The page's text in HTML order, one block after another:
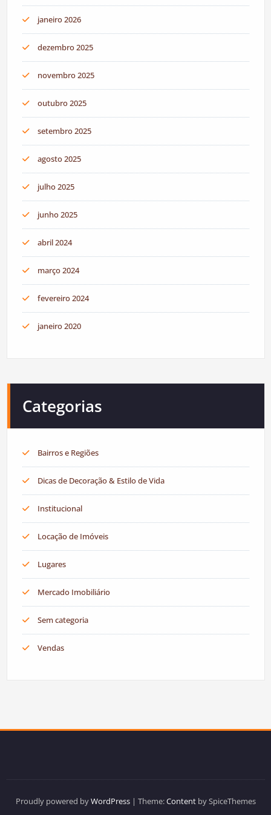
janeiro 2026
dezembro 2025
novembro 2025
outubro 2025
setembro 2025
agosto 2025
julho 2025
junho 2025
abril 2024
março 2024
fevereiro 2024
janeiro 2020
Categorias
Bairros e Regiões
Dicas de Decoração & Estilo de Vida
Institucional
Locação de Imóveis
Lugares
Mercado Imobiliário
Sem categoria
Vendas
Proudly powered byWordPress| Theme:Contentby SpiceThemes